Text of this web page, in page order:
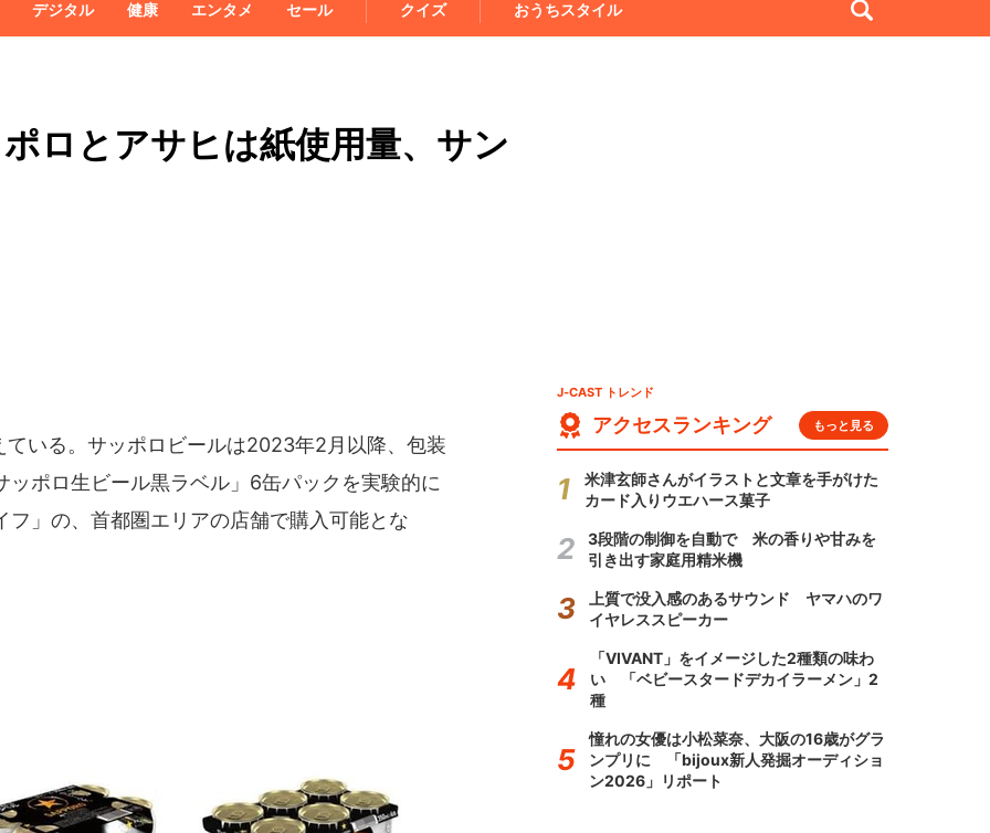
デジタル 健康 エンタメ セール クイズ おうちスタイル
ロとアサヒは紙使用量、サン
いる。サッポロビールは2023年2月以降、包装
ポロ生ビール黒ラベル」6缶パックを実験的に
」の、首都圏エリアの店舗で購入可能とな
J-CAST トレンド
アクセスランキング もっと見る
米津玄師さんがイラストと文章を手がけた
カード入りウエハース菓子
3段階の制御を自動で 米の香りや甘みを
引き出す家庭用精米機
上質で没入感のあるサウンド ヤマハのワ
イヤレススピーカー
「VIVANT」をイメージした2種類の味わ
い 「ベビースタードデカイラーメン」2
種
憧れの女優は小松菜奈、大阪の16歳がグラ
ンプリに 「bijoux新人発掘オーディショ
ン2026」リポート